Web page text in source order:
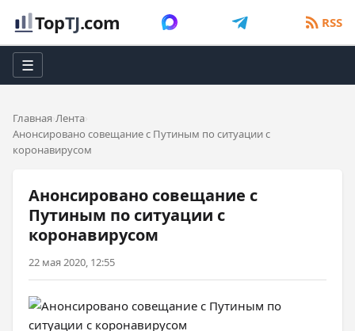
TopTJ.com RSS
☰
Главная Лента
Анонсировано совещание с Путиным по ситуации с
коронавирусом
Анонсировано совещание с
Путиным по ситуации с
коронавирусом
22 мая 2020, 12:55